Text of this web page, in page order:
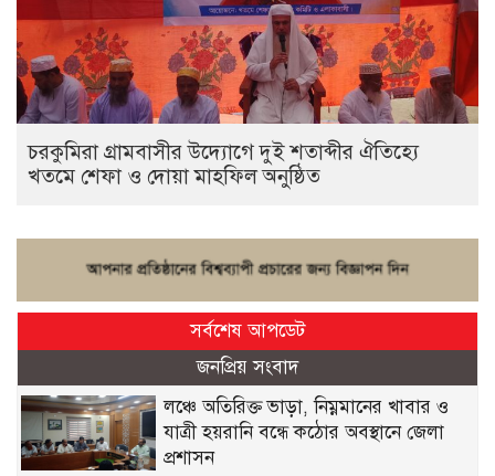
চরকুমিরা গ্রামবাসীর উদ্যোগে দুই শতাব্দীর ঐতিহ্যে
খতমে শেফা ও দোয়া মাহফিল অনুষ্ঠিত
সর্বশেষ আপডেট
জনপ্রিয় সংবাদ
লঞ্চে অতিরিক্ত ভাড়া, নিম্নমানের খাবার ও
যাত্রী হয়রানি বন্ধে কঠোর অবস্থানে জেলা
প্রশাসন